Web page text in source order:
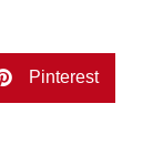
Pinterest